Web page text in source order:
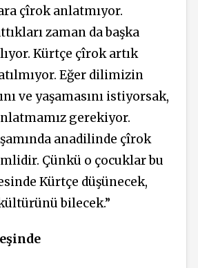
çîrok anlatmıyor.
zaman da başka
Kürtçe çîrok artık
Eğer dilimizin
ve yaşamasını istiyorsak,
gerekiyor.
anadilinde çîrok
Çünkü o çocuklar bu
Kürtçe düşünecek,
bilecek.”